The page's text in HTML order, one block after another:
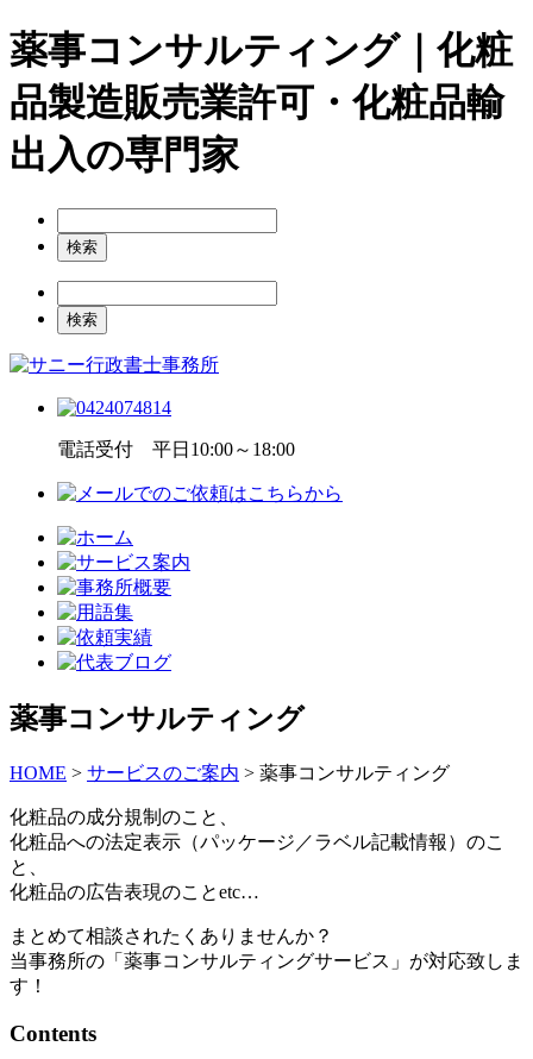
薬事コンサルティング｜化粧
品製造販売業許可・化粧品輸
出入の専門家
電話受付 平日10:00～18:00
薬事コンサルティング
HOME > サービスのご案内 > 薬事コンサルティング
化粧品の成分規制 のこと、
化粧品への法定表示 （パッケージ／ラベル記載情報）のこ
と、
化粧品の広告表現のことetc…
まとめて相談されたくありませんか？
当事務所の 「薬事コンサルティングサービス」 が対応致しま
す！
Contents